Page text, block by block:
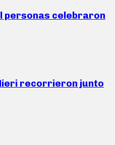
personas celebraron
recorrieron junto